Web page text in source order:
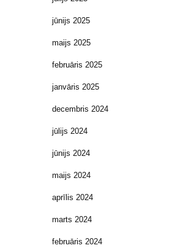
jūnijs 2025
maijs 2025
februāris 2025
janvāris 2025
decembris 2024
jūlijs 2024
jūnijs 2024
maijs 2024
aprīlis 2024
marts 2024
februāris 2024